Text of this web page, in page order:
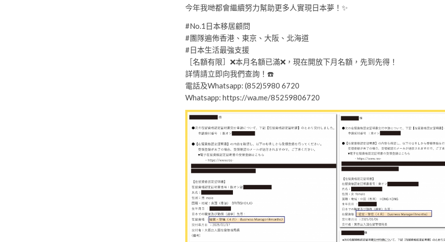
今年我哋都會繼續努力幫助更多人實現日本夢！✨
#No.1日本移居顧問
#團隊遍佈香港、東京、大阪、北海道
#日本生活最強支援
［名額有限］❌本月名額已滿❌，現在開放下月名額，先到先得！
詳情請立即向我們查詢！☎️
電話及Whatsapp: (852)5980 6720
Whatsapp: https://wa.me/85259806720